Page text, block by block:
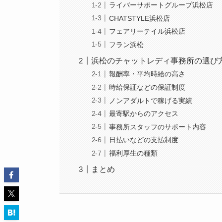
ライバーサポートグループ浜松店
CHATSTYLE浜松店
フェアリーテイル浜松店
フラン浜松
浜松のチャットレディ事務所の選び
報酬率・平均時給の高さ
時給保証などの保証制度
ノンアダルトで稼げる実績
最寄駅からのアクセス
事務所スタッフのサポート内容
日払いなどの支払制度
福利厚生の種類
まとめ